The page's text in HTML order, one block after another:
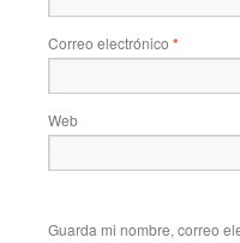
Correo electrónico *
Web
Guarda mi nombre, correo